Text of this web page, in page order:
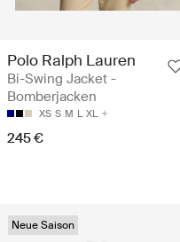
Polo Ralph Lauren
Bi-Swing Jacket -
Bomberjacken
XS S M L XL
245 €
Neue Saison